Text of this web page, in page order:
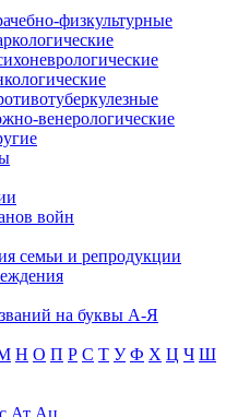
физкультурные
венерологические
войн
семьи и репродукции
на буквы А-Я
Н О П Р С Т У Ф Х Ц Ч Ш
Ат Ац